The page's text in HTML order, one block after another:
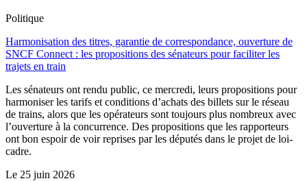
Politique
Harmonisation des titres, garantie de correspondance, ouverture de
SNCF Connect : les propositions des sénateurs pour faciliter les
trajets en train
Les sénateurs ont rendu public, ce mercredi, leurs propositions pour
harmoniser les tarifs et conditions d’achats des billets sur le réseau
de trains, alors que les opérateurs sont toujours plus nombreux avec
l’ouverture à la concurrence. Des propositions que les rapporteurs
ont bon espoir de voir reprises par les députés dans le projet de loi-
cadre.
Le 25 juin 2026